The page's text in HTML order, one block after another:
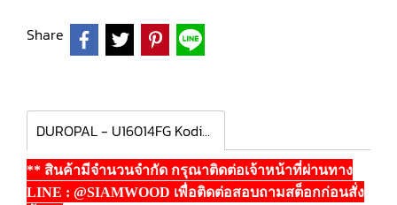
Share
DUROPAL - U16014FG Kodiak
** สินค้ามีจำนวนจำกัด กรุณาติดต่อเจ้าหน้าที่ผ่านทาง
LINE : @SIAMWOOD เพื่อติดต่อสอบถามสต็อกก่อนสั่ง